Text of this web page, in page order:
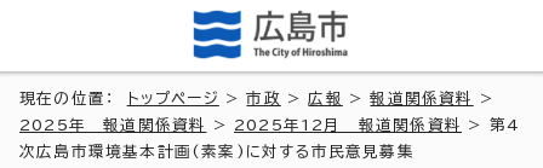
現在の位置： トップページ >市政 >広報 >報道関係資料
>
2025年 報道関係資料
> 2025年12月 報道関係資料
> 第4
次広島市環境基本計画(素案)に対する市民意見募集